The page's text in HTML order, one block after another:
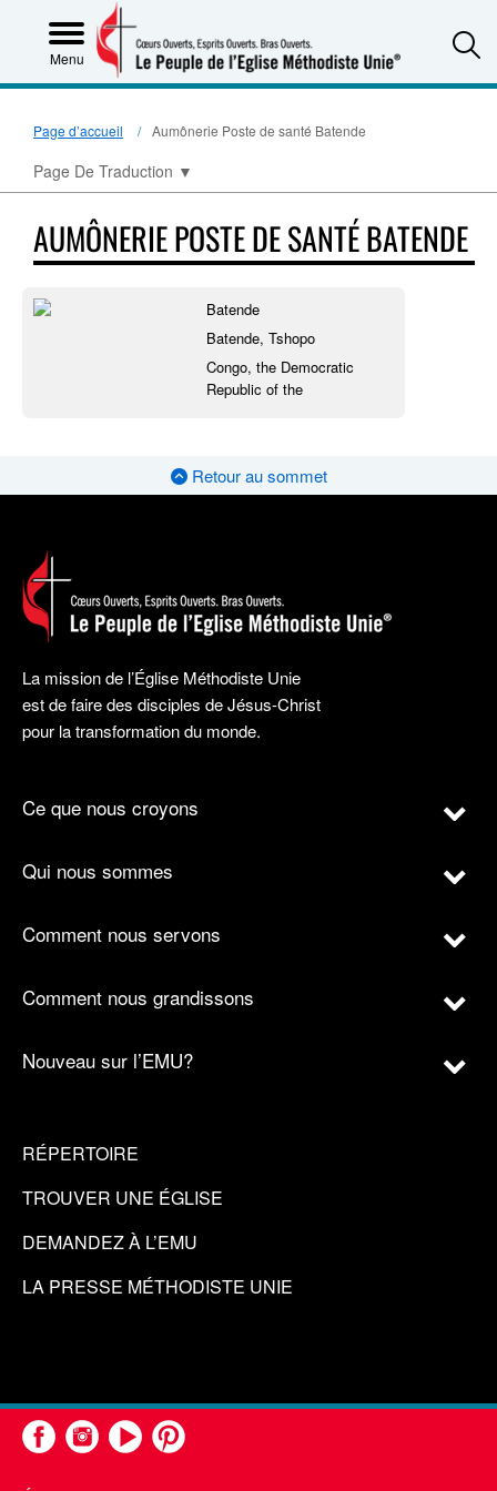
Menu
Page d’accueil Aumônerie Poste de santé Batende
Page De Traduction ▼
AUMÔNERIE POSTE DE SANTÉ BATENDE
Batende
Batende, Tshopo
Congo, the Democratic
Republic of the
Retour au sommet
La mission de l’Église Méthodiste Unie
est de faire des disciples de Jésus-Christ
pour la transformation du monde.
Ce que nous croyons
Qui nous sommes
Comment nous servons
Comment nous grandissons
Nouveau sur l’EMU?
RÉPERTOIRE
TROUVER UNE ÉGLISE
DEMANDEZ À L’EMU
LA PRESSE MÉTHODISTE UNIE